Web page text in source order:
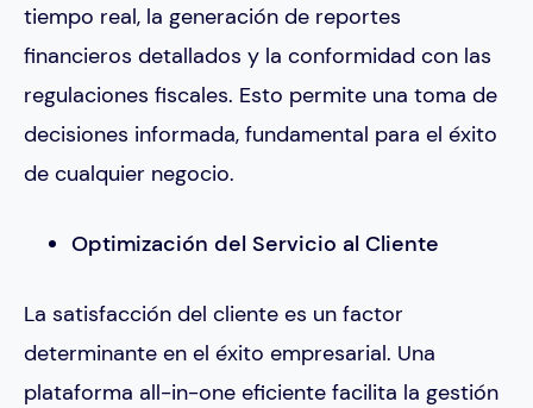
tiempo real, la generación de reportes
financieros detallados y la conformidad con las
regulaciones fiscales. Esto permite una toma de
decisiones informada, fundamental para el éxito
de cualquier negocio.
Optimización del Servicio al Cliente
La satisfacción del cliente es un factor
determinante en el éxito empresarial. Una
plataforma all-in-one eficiente facilita la gestión